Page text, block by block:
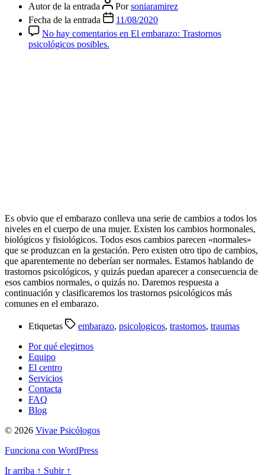
Autor de la entrada Porsoniaramirez
Fecha de la entrada
11/08/2020
No hay comentarios en El embarazo: Trastornos
psicológicos posibles.
Es obvio que el embarazo conlleva una serie de cambios a todos los
niveles en el cuerpo de una mujer. Existen los cambios hormonales,
biológicos y fisiológicos. Todos esos cambios parecen «normales»
que se produzcan en la gestación. Pero existen otro tipo de cambios,
que aparentemente no deberían ser normales. Estamos hablando de
trastornos psicológicos, y quizás puedan aparecer a consecuencia de
esos cambios normales, o quizás no. Daremos respuesta a
continuación y clasificaremos los trastornos psicológicos más
comunes en el embarazo.
Etiquetas embarazo, psicologicos, trastornos, traumas
Por qué elegirnos
Equipo
El centro
Servicios
Contacta
FAQ
Blog
© 2026 Vivae Psicólogos
Funciona con WordPress
Ir arriba ↑ Subir ↑